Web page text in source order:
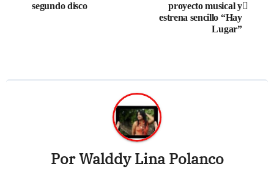
segundo disco
proyecto musical y
estrena sencillo “Hay
Lugar”
PorWalddy Lina Polanco